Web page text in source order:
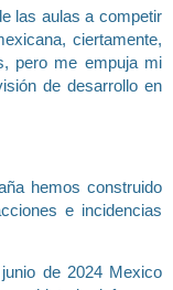
las aulas a competir
ciertamente,
pero me empuja mi
de desarrollo en
hemos construido
e incidencias
de 2024 Mexico